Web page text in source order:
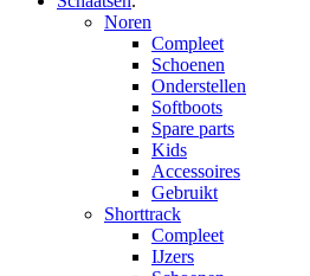
Noren
Compleet
Schoenen
Onderstellen
Softboots
Spare parts
Kids
Accessoires
Gebruikt
Shorttrack
Compleet
IJzers